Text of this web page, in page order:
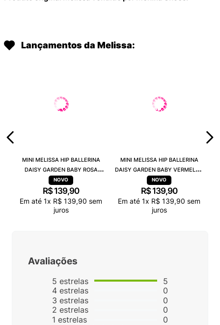
Lançamentos da Melissa:
MINI MELISSA HIP BALLERINA
DAISY GARDEN BABY ROSA
PRETO 38115
R$ 139,90
Em até 1x R$ 139,90 sem
juros
MINI MELISSA HIP BALLERINA
DAISY GARDEN BABY VERMELHO
PRETO 38115
R$ 139,90
Em até 1x R$ 139,90 sem
juros
Avaliações
5 estrelas
4 estrelas
3 estrelas
2 estrelas
1 estrelas
5
0
0
0
0